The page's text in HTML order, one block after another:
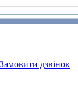
Замовити дзвінок